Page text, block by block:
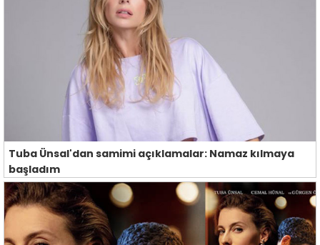
Tuba Ünsal'dan samimi açıklamalar: Namaz kılmaya
başladım